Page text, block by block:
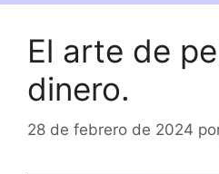
El arte de
dinero.
28 de febrero de 2024